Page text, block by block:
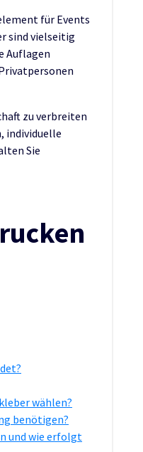
für Events
sind vielseitig
Auflagen
zu verbreiten
individuelle
Sie
wählen?
benötigen?
und wie erfolgt